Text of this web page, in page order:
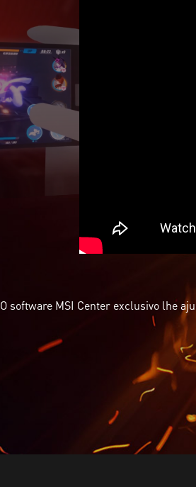
O software MSI Center exclusivo lhe